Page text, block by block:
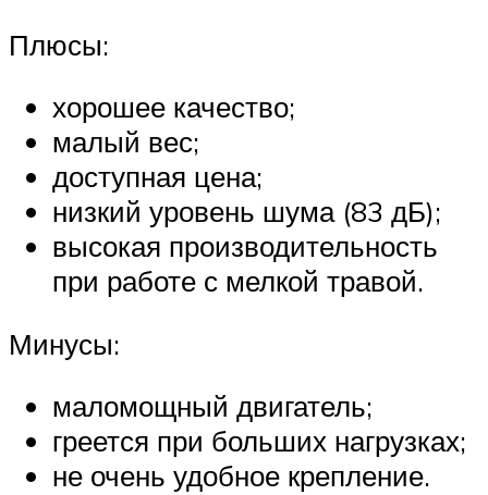
Плюсы:
хорошее качество;
малый вес;
доступная цена;
низкий уровень шума (83 дБ);
высокая производительность
при работе с мелкой травой.
Минусы:
маломощный двигатель;
греется при больших нагрузках;
не очень удобное крепление.